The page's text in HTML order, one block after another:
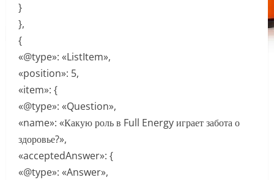
}
},
{
«@type»: «ListItem»,
«position»: 5,
«item»: {
«@type»: «Question»,
«name»: «Какую роль в Full Energy играет забота о
здоровье?»,
«acceptedAnswer»: {
«@type»: «Answer»,